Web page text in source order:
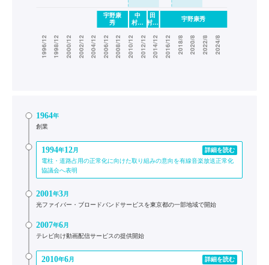
1964年
創業
1994年12月
詳細を読む
電柱・道路占用の正常化に向けた取り組みの意向を有線音楽放送正常化
協議会へ表明
2001年3月
光ファイバー・ブロードバンドサービスを東京都の一部地域で開始
2007年6月
テレビ向け動画配信サービスの提供開始
2010年6月
詳細を読む